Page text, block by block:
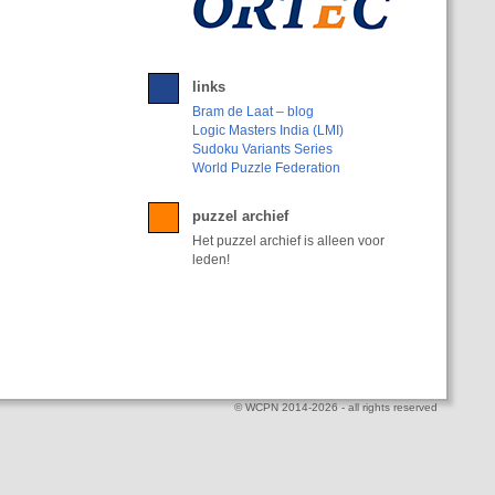
links
Bram de Laat – blog
Logic Masters India (LMI)
Sudoku Variants Series
World Puzzle Federation
puzzel archief
Het puzzel archief is alleen voor
leden!
© WCPN 2014-2026 - all rights reserved